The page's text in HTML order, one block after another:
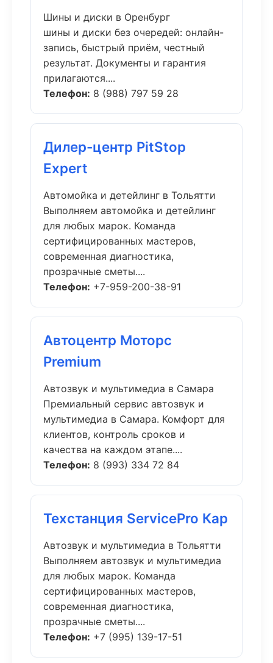
Шины и диски в Оренбург
шины и диски без очередей: онлайн-
запись, быстрый приём, честный
результат. Документы и гарантия
прилагаются....
Телефон: 8 (988) 797 59 28
Дилер-центр PitStop
Expert
Автомойка и детейлинг в Тольятти
Выполняем автомойка и детейлинг
для любых марок. Команда
сертифицированных мастеров,
современная диагностика,
прозрачные сметы....
Телефон: +7-959-200-38-91
Автоцентр Моторс
Premium
Автозвук и мультимедиа в Самара
Премиальный сервис автозвук и
мультимедиа в Самара. Комфорт для
клиентов, контроль сроков и
качества на каждом этапе....
Телефон: 8 (993) 334 72 84
Техстанция ServicePro Кар
Автозвук и мультимедиа в Тольятти
Выполняем автозвук и мультимедиа
для любых марок. Команда
сертифицированных мастеров,
современная диагностика,
прозрачные сметы....
Телефон: +7 (995) 139-17-51